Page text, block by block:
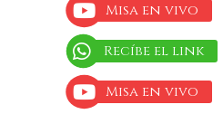
Misa en vivo
Recíbe el link
Misa en vivo